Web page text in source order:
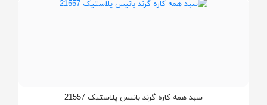
سبد همه کاره گرند بانیس پلاستیک 21557